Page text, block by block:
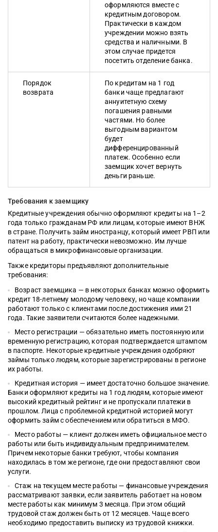
оформляются вместе с
кредитным договором.
Практически в каждом
учреждении можно взять
средства и наличными. В
этом случае придется
посетить отделение банка.
Порядок
возврата
По кредитам на 1 год
банки чаще предлагают
аннуитетную схему
погашения равными
частями. Но более
выгодным вариантом
будет
дифференцированный
платеж. Особенно если
заемщик хочет вернуть
деньги раньше.
Требования к заемщику
Кредитные учреждения обычно оформляют кредиты на 1–2
года только гражданам РФ или лицам, которые имеют ВНЖ
в стране. Получить займ иностранцу, который имеет РВП или
патент на работу, практически невозможно. Им лучше
обращаться в микрофинансовые организации.
Также кредиторы предъявляют дополнительные
требования:
Возраст заемщика — в некоторых банках можно оформить
кредит 18-летнему молодому человеку, но чаще компании
работают только с клиентами после достижения ими 21
года. Такие заявители считаются более надежными.
Место регистрации — обязательно иметь постоянную или
временную регистрацию, которая подтверждается штампом
в паспорте. Некоторые кредитные учреждения одобряют
займы только людям, которые зарегистрированы в регионе
их работы.
Кредитная история — имеет достаточно большое значение.
Банки оформляют кредиты на 1 год людям, которые имеют
высокий кредитный рейтинг и не пропускали платежи в
прошлом. Лица с проблемной кредитной историей могут
оформить займ с обеспечением или обратиться в МФО.
Место работы — клиент должен иметь официальное место
работы или быть индивидуальным предпринимателем.
Причем некоторые банки требуют, чтобы компания
находилась в том же регионе, где они предоставляют свои
услуги.
Стаж на текущем месте работы — финансовые учреждения
рассматривают заявки, если заявитель работает на новом
месте работы как минимум 3 месяца. При этом общий
трудовой стаж должен быть от 12 месяцев. Чаще всего
необходимо предоставить выписку из трудовой книжки.